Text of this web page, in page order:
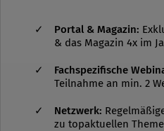
Portal & Magazin:
& das Magazin 4x im
Fachspezifische
Teilnahme an min. 2
Netzwerk:
zu topaktuellen